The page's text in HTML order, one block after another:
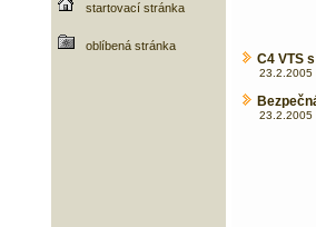
startovací stránka
oblíbená stránka
C4 VTS
23.2.2005
23.2.2005